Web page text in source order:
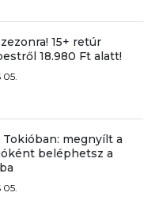
15+ retúr
18.980 Ft alatt!
05.
megnyílt a
beléphetsz a
05.